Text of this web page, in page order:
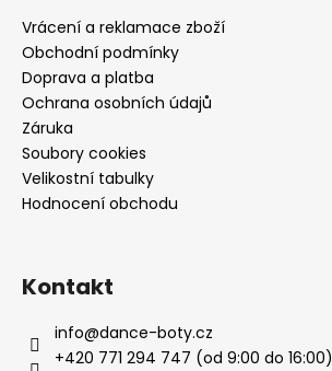
Vrácení a reklamace zboží
Obchodní podmínky
Doprava a platba
Ochrana osobních údajů
Záruka
Soubory cookies
Velikostní tabulky
Hodnocení obchodu
Kontakt
info@dance-boty.cz
+420 771 294 747 (od 9:00 do 16:00)